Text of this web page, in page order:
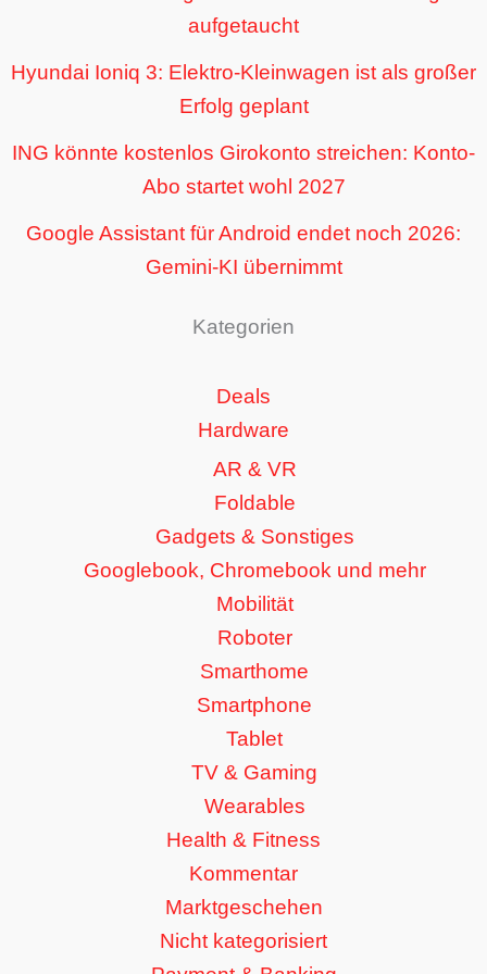
aufgetaucht
Hyundai Ioniq 3: Elektro-Kleinwagen ist als großer
Erfolg geplant
ING könnte kostenlos Girokonto streichen: Konto-
Abo startet wohl 2027
Google Assistant für Android endet noch 2026:
Gemini-KI übernimmt
Kategorien
Deals
Hardware
AR & VR
Foldable
Gadgets & Sonstiges
Googlebook, Chromebook und mehr
Mobilität
Roboter
Smarthome
Smartphone
Tablet
TV & Gaming
Wearables
Health & Fitness
Kommentar
Marktgeschehen
Nicht kategorisiert